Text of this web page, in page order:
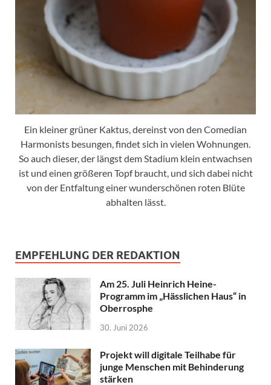
Ein kleiner grüner Kaktus, dereinst von den Comedian
Harmonists besungen, findet sich in vielen Wohnungen.
So auch dieser, der längst dem Stadium klein entwachsen
ist und einen größeren Topf braucht, und sich dabei nicht
von der Entfaltung einer wunderschönen roten Blüte
abhalten lässt.
EMPFEHLUNG DER REDAKTION
Am 25. Juli Heinrich Heine-
Programm im „Hässlichen Haus“ in
Oberrosphe
30. Juni 2026
Projekt will digitale Teilhabe für
junge Menschen mit Behinderung
stärken